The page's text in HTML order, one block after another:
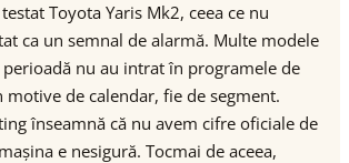
Toyota Yaris Mk2, ceea ce nu
ca un semnal de alarmă. Multe modele
perioadă nu au intrat în programele de
de calendar, fie de segment.
înseamnă că nu avem cifre oficiale de
e nesigură. Tocmai de aceea,